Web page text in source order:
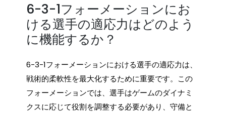
6-3-1フォーメーションにお
ける選手の適応力はどのよう
に機能するか？
6-3-1フォーメーションにおける選手の適応力は、
戦術的柔軟性を最大化するために重要です。この
フォーメーションでは、選手はゲームのダイナミ
クスに応じて役割を調整する必要があり、守備と